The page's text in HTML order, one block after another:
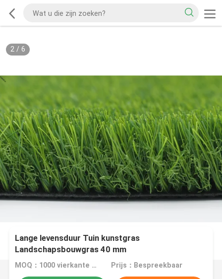
2/ 6
Lange levensduur Tuin kunstgras
Landschapsbouwgras 40 mm
MOQ：1000 vierkante meter Prijs：Bespreekbaar